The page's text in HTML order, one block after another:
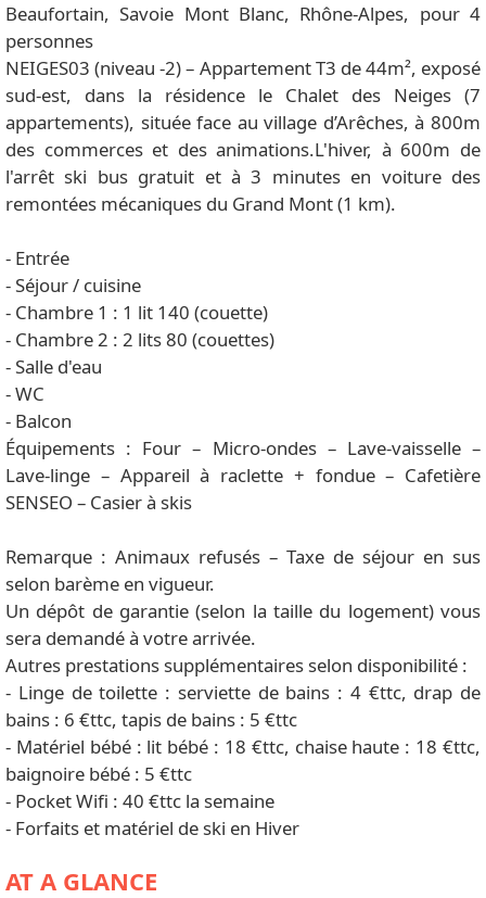
Beaufortain, Savoie Mont Blanc, Rhône-Alpes, pour 4
personnes
NEIGES03 (niveau -2) – Appartement T3 de 44m², exposé
sud-est, dans la résidence le Chalet des Neiges (7
appartements), située face au village d’Arêches, à 800m
des commerces et des animations.L'hiver, à 600m de
l'arrêt ski bus gratuit et à 3 minutes en voiture des
remontées mécaniques du Grand Mont (1 km).
- Entrée
- Séjour / cuisine
- Chambre 1 : 1 lit 140 (couette)
- Chambre 2 : 2 lits 80 (couettes)
- Salle d'eau
- WC
- Balcon
Équipements : Four – Micro-ondes – Lave-vaisselle –
Lave-linge – Appareil à raclette + fondue – Cafetière
SENSEO – Casier à skis
Remarque : Animaux refusés – Taxe de séjour en sus
selon barème en vigueur.
Un dépôt de garantie (selon la taille du logement) vous
sera demandé à votre arrivée.
Autres prestations supplémentaires selon disponibilité :
- Linge de toilette : serviette de bains : 4 €ttc, drap de
bains : 6 €ttc, tapis de bains : 5 €ttc
- Matériel bébé : lit bébé : 18 €ttc, chaise haute : 18 €ttc,
baignoire bébé : 5 €ttc
- Pocket Wifi : 40 €ttc la semaine
- Forfaits et matériel de ski en Hiver
AT A GLANCE